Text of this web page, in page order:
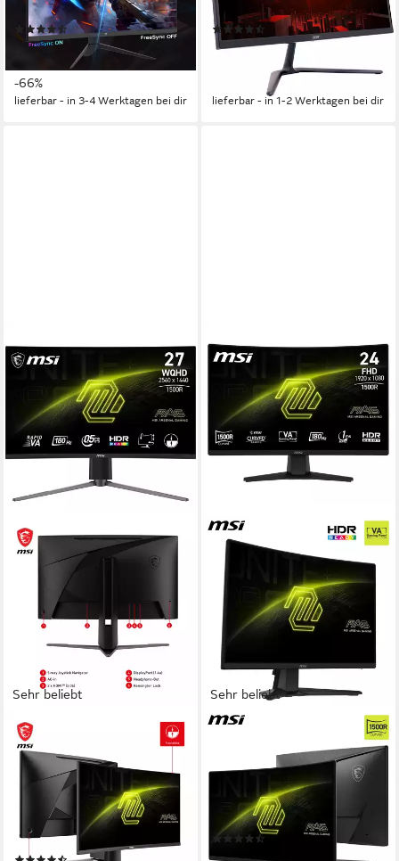
Produktdatenblatt
(102)
169,00 € UVP499,00 €
mtl. in 12 Raten
-66%
lieferbar - in 3-4 Werktagen bei dir
Produktdatenblatt
(175)
214,51 € UVP229,00 €
mtl. in 12 Raten
lieferbar - in 1-2 Werktagen bei dir
Sehr beliebt
MSI
MAG 27CQ6PF Curved-
Gaming-Monitor
69 cm/ 27 Zoll
Diagonale
2560 x 1440 px, WQHD Auflösung
0,5 ms Reaktionszeit
Sehr beliebt
MAG 242C Gaming-Monitor
59,9 cm/ 24 Zoll
Diagonale
1920 x 1080 px, Full HD
Reaktionszeit
Produktdatenblatt
89,99 €